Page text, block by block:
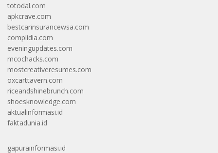
totodal.com
apkcrave.com
bestcarinsurancewsa.com
complidia.com
eveningupdates.com
mcochacks.com
mostcreativeresumes.com
oxcarttavern.com
riceandshinebrunch.com
shoesknowledge.com
aktualinformasi.id
faktadunia.id
gapurainformasi.id